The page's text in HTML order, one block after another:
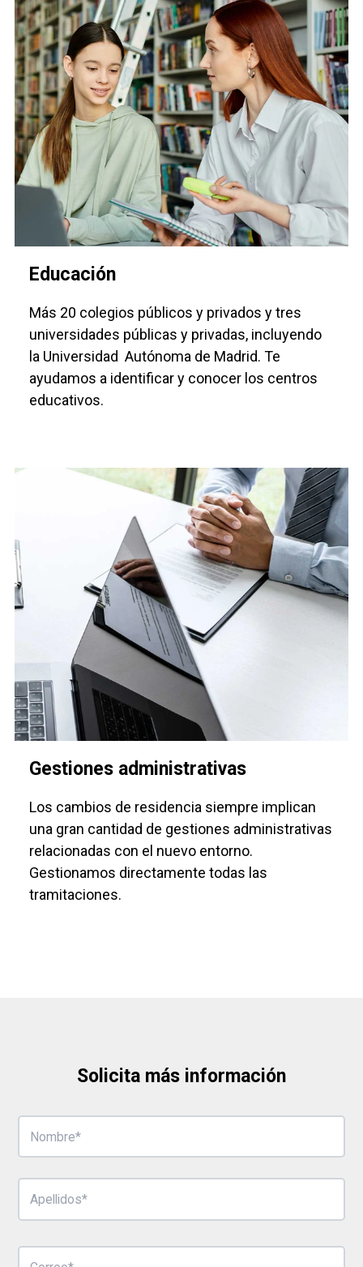
Educación
Más 20 colegios públicos y privados y tres
universidades públicas y privadas, incluyendo
la Universidad Autónoma de Madrid. Te
ayudamos a identificar y conocer los centros
educativos.
Gestiones administrativas
Los cambios de residencia siempre implican
una gran cantidad de gestiones administrativas
relacionadas con el nuevo entorno.
Gestionamos directamente todas las
tramitaciones.
Solicita más información